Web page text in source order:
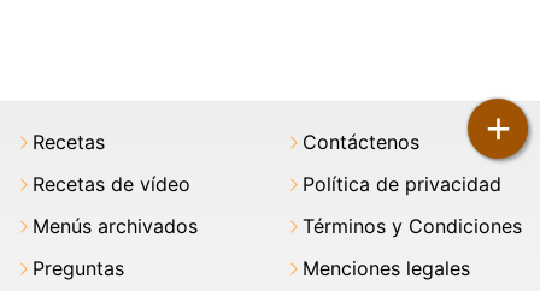
+
Recetas
Recetas de vídeo
Menús archivados
Preguntas
Contáctenos
Política de privacidad
Términos y Condiciones
Menciones legales